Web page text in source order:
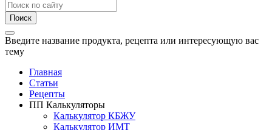
Поиск
Введите название продукта, рецепта или интересующую вас
тему
Главная
Статьи
Рецепты
ПП Калькуляторы
Калькулятор КБЖУ
Калькулятор ИМТ